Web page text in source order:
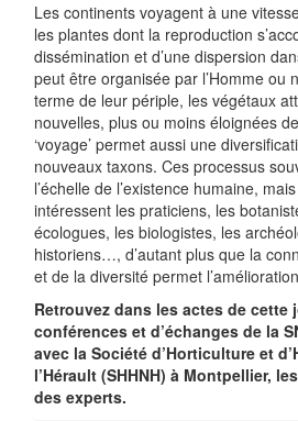
Les continents voyagent à une
les plantes dont la reproduction
dissémination et d’une dispersion
peut être organisée par l’Homme ou
terme de leur périple, les végétaux
nouvelles, plus ou moins éloignées
‘voyage’ permet aussi une
nouveaux taxons. Ces processus
l’échelle de l’existence humaine,
intéressent les praticiens, les
écologues, les biologistes, les
historiens…, d’autant plus que la
et de la diversité permet
Retrouvez dans les actes de cette
conférences et d’échanges de la
avec la Société d’Horticulture et
l’Hérault (SHHNH) à Montpellier,
des experts.